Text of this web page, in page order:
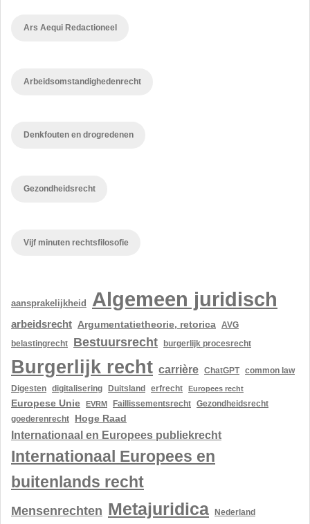
Ars Aequi Redactioneel
Arbeidsomstandighedenrecht
Denkfouten en drogredenen
Gezondheidsrecht
Vijf minuten rechtsfilosofie
aansprakelijkheid Algemeen juridisch
arbeidsrecht Argumentatietheorie, retorica AVG
belastingrecht Bestuursrecht burgerlijk procesrecht
Burgerlijk recht carrière ChatGPT common law
Digesten
digitalisering Duitsland erfrecht Europees recht
Europese Unie EVRM Faillissementsrecht
Gezondheidsrecht
goederenrecht
Hoge Raad
Internationaal en Europees publiekrecht
Internationaal Europees en
buitenlands recht
Mensenrechten Metajuridica
Nederland